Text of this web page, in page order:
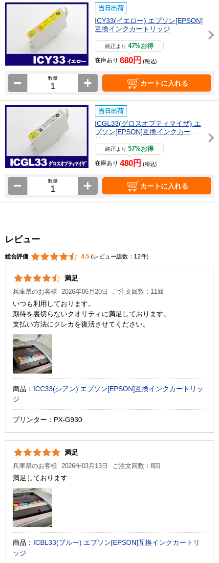
当日出荷
ICY33(イエロー) エプソン[EPSON]
互換インクカートリッジ
純正より47%お得
在庫あり 680円 (税込)
数量
カートに入れる
当日出荷
ICGL33(グロスオプティマイザ) エ
プソン[EPSON]互換インクカート
リッジ
純正より57%お得
在庫あり 480円 (税込)
数量
カートに入れる
レビュー
総合評価 4.5 (レビュー総数：12件)
満足
兵庫県のお客様 2026年06月20日 ご注文回数：11回
いつも利用しております。
期待を裏切らないクオリティに満足しております。
支払い方法にクレカを復活させてください。
商品： ICC33(シアン) エプソン[EPSON]互換インクカートリッ
ジ
プリンター：PX-G930
満足
兵庫県のお客様 2026年03月13日 ご注文回数：8回
満足しております
商品： ICBL33(ブルー) エプソン[EPSON]互換インクカートリ
ッジ